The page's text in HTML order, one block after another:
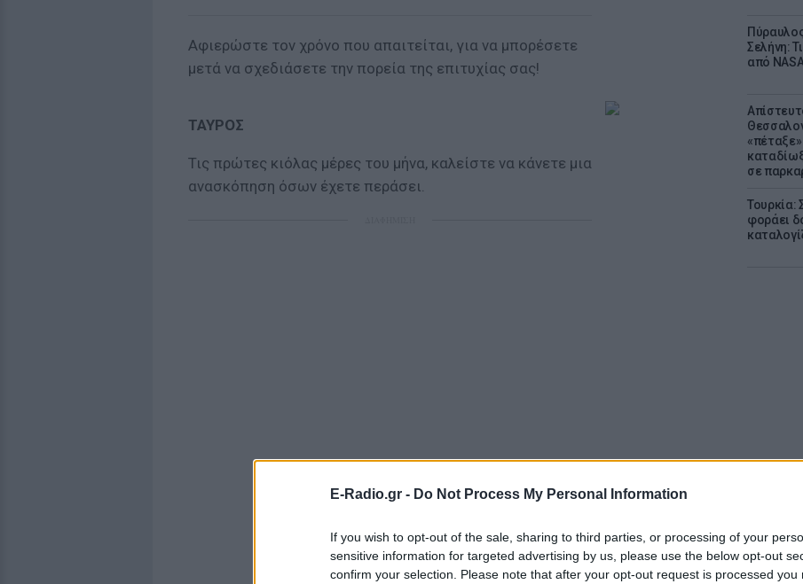
E-Radio.gr - Do Not Process My Personal Information
If you wish to opt-out of the sale, sharing to third parties, or processing of your
sensitive information for targeted advertising by us, please use the below opt-out
confirm your selection. Please note that after your opt-out request is processed you
Σελήνη:
από
σε
Τουρκία:
φοράει
Αφιερώστε τον χρόνο που απαιτείται, για να μπορέσετε
μετά να σχεδιάσετε την πορεία της επιτυχίας σας!
ΤΑΥΡΟΣ
Τις πρώτες κιόλας μέρες του μήνα, καλείστε να κάνετε μια
ανασκόπηση όσων έχετε περάσει.